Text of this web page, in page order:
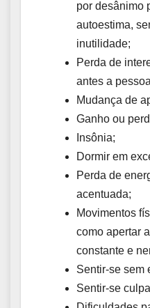
por desânimo
autoestima,
inutilidade;
Perda de
antes a
Mudança de
Ganho ou
Insônia;
Dormir em
Perda de
acentuada;
Movimentos
como apertar
constante e
Sentir-se sem
Sentir-se